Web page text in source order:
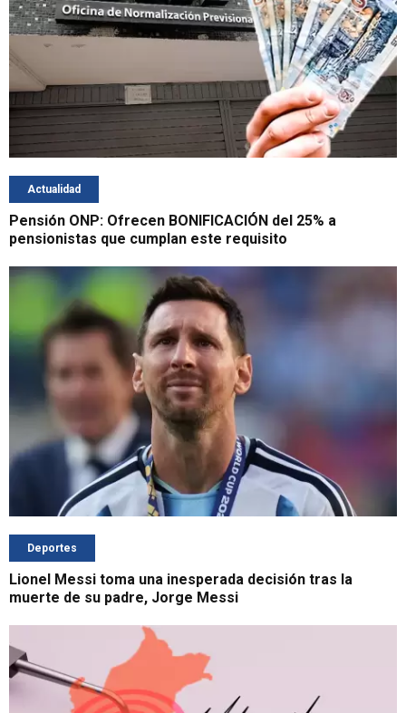
Actualidad
Pensión ONP: Ofrecen BONIFICACIÓN del 25% a
pensionistas que cumplan este requisito
Deportes
Lionel Messi toma una inesperada decisión tras la
muerte de su padre, Jorge Messi